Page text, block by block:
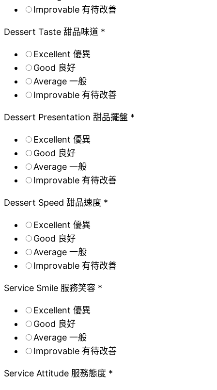
Improvable 有待改善
Dessert Taste 甜品味道 *
Excellent 優異
Good 良好
Average 一般
Improvable 有待改善
Dessert Presentation 甜品擺盤 *
Excellent 優異
Good 良好
Average 一般
Improvable 有待改善
Dessert Speed 甜品速度 *
Excellent 優異
Good 良好
Average 一般
Improvable 有待改善
Service Smile 服務笑容 *
Excellent 優異
Good 良好
Average 一般
Improvable 有待改善
Service Attitude 服務態度 *